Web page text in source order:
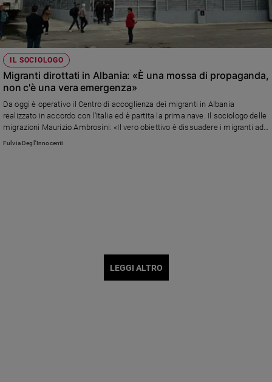
IL SOCIOLOGO
Migranti dirottati in Albania: «È una mossa di propaganda,
non c'è una vera emergenza»
Da oggi è operativo il Centro di accoglienza dei migranti in Albania
realizzato in accordo con l'Italia ed è partita la prima nave. Il sociologo delle
migrazioni Maurizio Ambrosini: «Il vero obiettivo è dissuadere i migranti ad
approdare in Italia. Non c'è però una reale emergenza, altri paesi in Europa
Fulvia Degl'Innocenti
LEGGI ALTRO